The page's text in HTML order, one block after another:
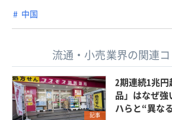
中国
流通・小売業界の関連
記事
2期連続1兆
品」はなぜ
ハらと“異な